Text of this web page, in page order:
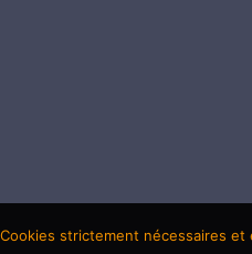
strictement nécessaires